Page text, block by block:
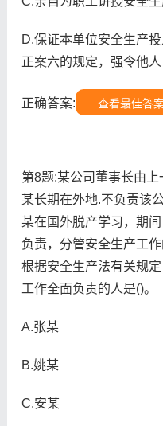
D.保证本单位安全生产
正案六的规定，强令他人
正确答案: 查看最佳答
第8题:某公司董事长由
某长期在外地.不负责该
某在国外脱产学习，期
负责，分管安全生产工
根据安全生产法有关规
工作全面负责的人是()。
A.张某
B.姚某
C.安某